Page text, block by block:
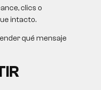
clics o
intacto.
qué mensaje